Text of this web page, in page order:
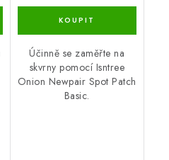
Účinně se zaměřte na
skvrny pomocí Isntree
Onion Newpair Spot Patch
Basic.